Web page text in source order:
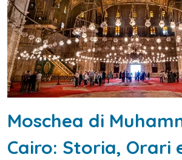
Moschea di
Cairo: Storia, Orari